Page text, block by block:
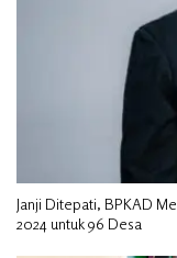
Janji Ditepati, BPKAD
2024 untuk 96 Desa